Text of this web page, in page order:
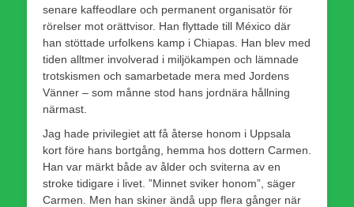
senare kaffeodlare och permanent organisatör för
rörelser mot orättvisor. Han flyttade till México där
han stöttade urfolkens kamp i Chiapas. Han blev med
tiden alltmer involverad i miljökampen och lämnade
trotskismen och samarbetade mera med Jordens
Vänner – som månne stod hans jordnära hållning
närmast.
Jag hade privilegiet att få återse honom i Uppsala
kort före hans bortgång, hemma hos dottern Carmen.
Han var märkt både av ålder och sviterna av en
stroke tidigare i livet. ”Minnet sviker honom”, säger
Carmen. Men han skiner ändå upp flera gånger när